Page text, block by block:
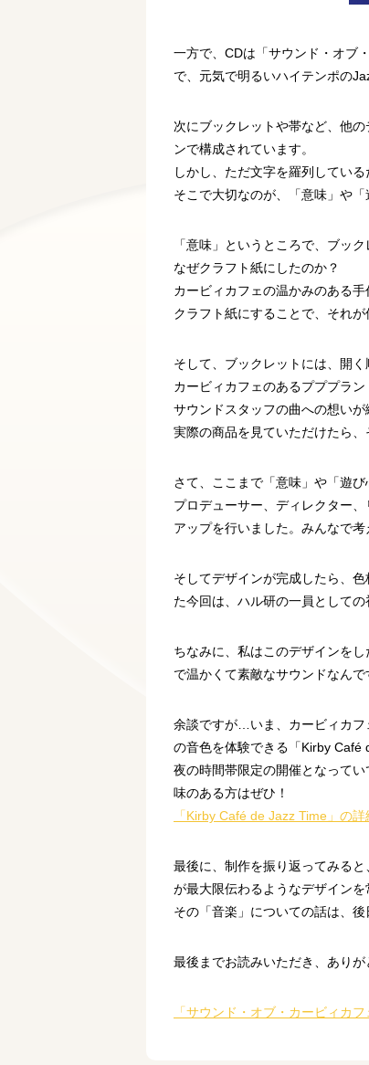
一方で、CDは「サウンド・オブ
で、元気で明るいハイテンポの
次にブックレットや帯など、他
ンで構成されています。
しかし、ただ文字を羅列してい
そこで大切なのが、「意味」や
「意味」というところで、ブッ
なぜクラフト紙にしたのか？
カービィカフェの温かみのある
クラフト紙にすることで、それが
そして、ブックレットには、開
カービィカフェのあるプププラ
サウンドスタッフの曲への想い
実際の商品を見ていただけたら
さて、ここまで「意味」や「遊
プロデューサー、ディレクター
アップを行いました。みんなで
そしてデザインが完成したら、
た今回は、ハル研の一員として
ちなみに、私はこのデザインを
で温かくて素敵なサウンドなんで
余談ですが…いま、カービィカフ
の音色を体験できる「Kirby Café
夜の時間帯限定の開催となって
味のある方はぜひ！
「Kirby Café de Jazz Time」の
最後に、制作を振り返ってみる
が最大限伝わるようなデザインを
その「音楽」についての話は、
最後までお読みいただき、ありが
「サウンド・オブ・カービィカ